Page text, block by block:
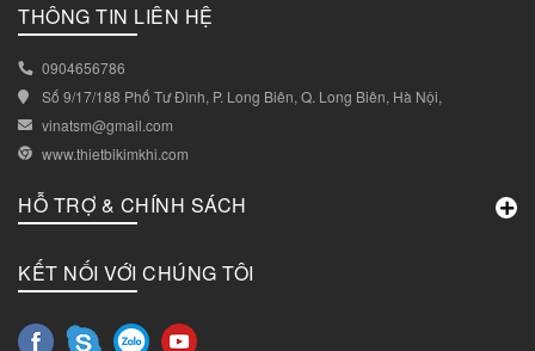
THÔNG TIN LIÊN HỆ
0904656786
Số 9/17/188 Phố Tư Đình, P. Long Biên, Q. Long Biên, Hà Nội,
vinatsm@gmail.com
www.thietbikimkhi.com
HỖ TRỢ & CHÍNH SÁCH
KẾT NỐI VỚI CHÚNG TÔI